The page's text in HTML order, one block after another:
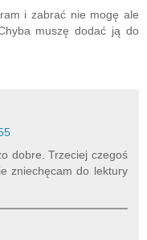
i zabrać nie mogę ale
muszę dodać ją do
dobre. Trzeciej czegoś
zniechęcam do lektury